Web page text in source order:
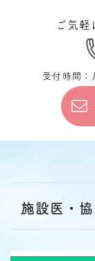
ご気軽
受付時間
施設医・